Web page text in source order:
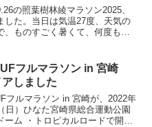
の照葉樹林綾マラソン2025、
した。当日は気温27度、天気の
、ものすごく暑くて、何度も心
会場 綾テルハドーム周辺開催
フルマラソン in 宮崎
アしました
フルマラソン in 宮崎が、2022年
日）ひなた宮崎県総合運動公園
ーム ・トロピカルロードで開催